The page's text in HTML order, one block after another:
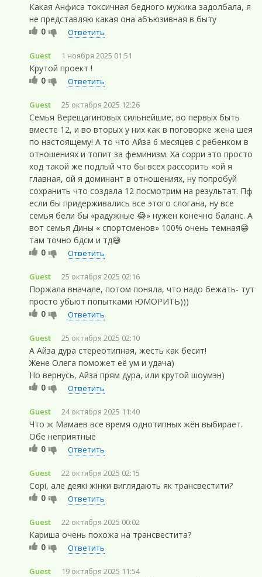
Какая Анфиса токсичная бедного мужика задолбала, я
не представляю какая она абъюзивная в быту
0
Ответить
Guest 1 ноября 2025 01:51
Крутой проект !
0
Ответить
Guest 25 октября 2025 12:26
Семья Верещагиновых сильнейшие, во первых быть
вместе 12, и во вторых у них как в поговорке жена шея
по настоящему! А то что Айза 6 месяцев с ребенком в
отношениях и топит за феминизм. Ха сорри это просто
ход такой же подлый что бы всех рассорить «ой я
главная, ой я доминант в отношениях, ну попробуй
сохранить что создала 12 посмотрим на результат. Пф
если бы придерживались все этого слогана, ну все
семья бели бы «радужные 😂» нужен конечно баланс. А
вот семья Дины « спортсменов» 100% очень темная😁
там точно бдсм и тд😅
0
Ответить
Guest 25 октября 2025 02:16
Поржала вначале, потом поняла, что надо бежать- тут
просто убьют попытками ЮМОРИТЬ)))
0
Ответить
Guest 25 октября 2025 02:10
A Айза дура стереотипная, жесть как бесит!
Жене Олега поможет её ум и удача)
Но вернусь, Айза прям дура, или крутой шоумэн)
0
Ответить
Guest 24 октября 2025 11:40
Что ж Мамаев все время однотипных жён выбирает.
Обе неприятные
0
Ответить
Guest 22 октября 2025 02:15
Сорі, але деякі жінки виглядають як трансвестити?
0
Ответить
Guest 22 октября 2025 00:02
Кариша очень похожа на трансвестита?
0
Ответить
Guest 19 октября 2025 11:54